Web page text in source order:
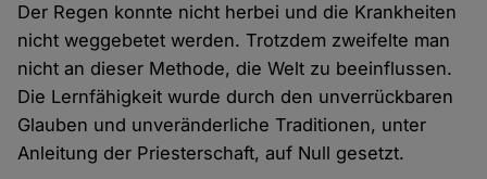
Der Regen konnte nicht herbei und die Krankheiten
nicht weggebetet werden. Trotzdem zweifelte man
nicht an dieser Methode, die Welt zu beeinflussen.
Die Lernfähigkeit wurde durch den unverrückbaren
Glauben und unveränderliche Traditionen, unter
Anleitung der Priesterschaft, auf Null gesetzt.